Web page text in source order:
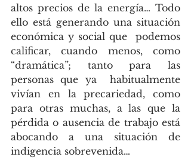
altos precios de la energía… Todo
ello está generando una situación
económica y social que  podemos
calificar, cuando menos, como
“dramática”; tanto para las
personas que ya  habitualmente
vivían en la precariedad, como
para otras muchas, a las que la
pérdida o ausencia de trabajo está
abocando a una situación de
indigencia sobrevenida…